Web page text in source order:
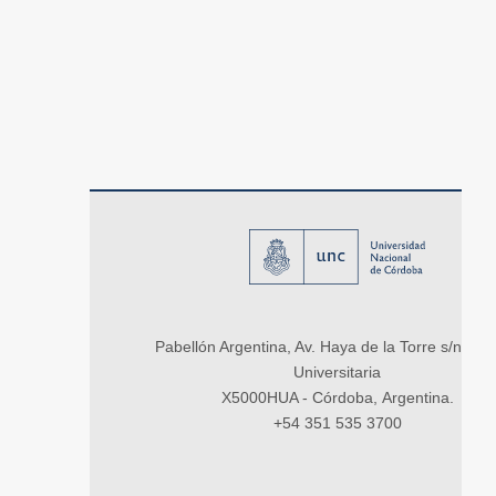
Pabellón Argentina, Av. Haya de la Torre s/n,
Universitaria
X5000HUA - Córdoba, Argentina.
+54 351 535 3700